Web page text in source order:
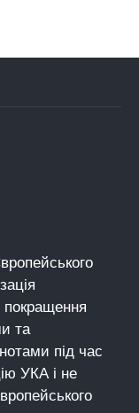
покращення
та
під час
УКА і не